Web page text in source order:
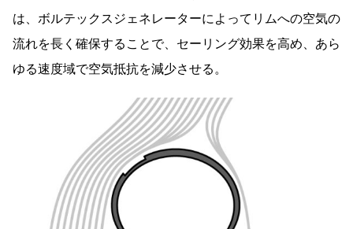
は、ボルテックスジェネレーターによってリムへの空気の
流れを長く確保することで、セーリング効果を高め、あら
ゆる速度域で空気抵抗を減少させる。